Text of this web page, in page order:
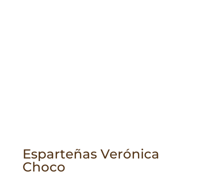
Esparteñas Verónica
Choco